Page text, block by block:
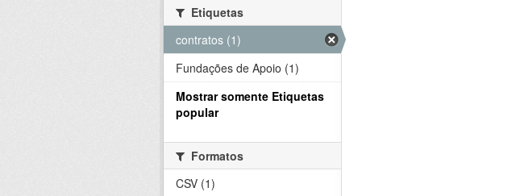
Etiquetas
contratos (1)
Fundações de Apoio (1)
Mostrar somente Etiquetas
popular
Formatos
CSV (1)